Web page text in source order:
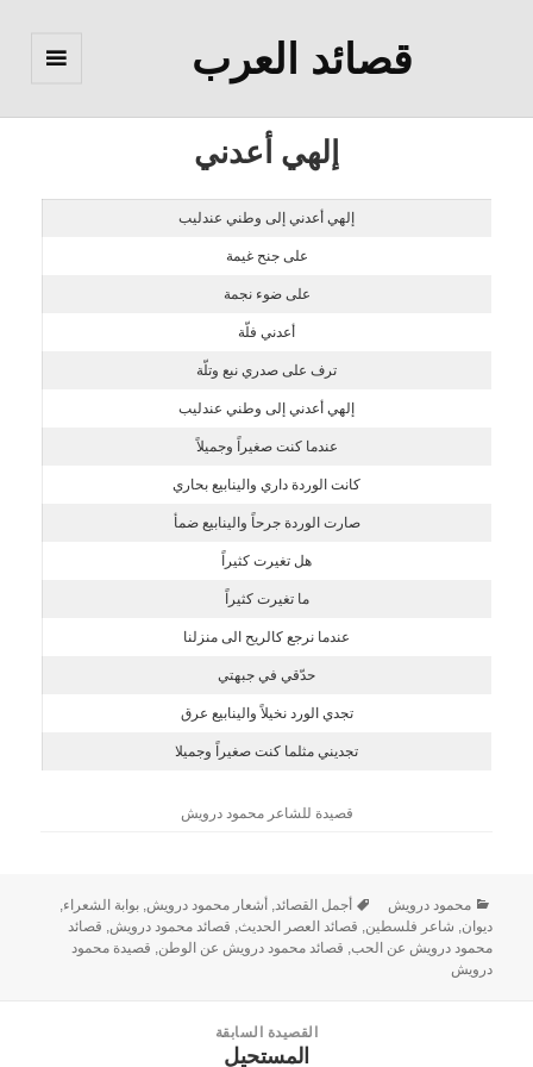
قصائد العرب
إلهي أعدني
إلهي أعدني إلى وطني عندليب
على جنح غيمة
على ضوء نجمة
أعدني فلّة
ترف على صدري نبع وتلّة
إلهي أعدني إلى وطني عندليب
عندما كنت صغيراً وجميلاً
كانت الوردة داري والينابيع بحاري
صارت الوردة جرحاً والينابيع ضمأ
هل تغيرت كثيراً
ما تغيرت كثيراً
عندما نرجع كالريح الى منزلنا
حدّقي في جبهتي
تجدي الورد نخيلاً والينابيع عرق
تجديني مثلما كنت صغيراً وجميلا
قصيدة للشاعر محمود درويش
محمود درويش أجمل القصائد, أشعار محمود درويش,بوابة الشعراء,
ديوان, شاعر فلسطين, قصائد العصر الحديث, قصائد محمود درويش, قصائد
محمود درويش عن الحب, قصائد محمود درويش عن الوطن, قصيدة محمود
درويش
القصيدة السابقة
المستحيل